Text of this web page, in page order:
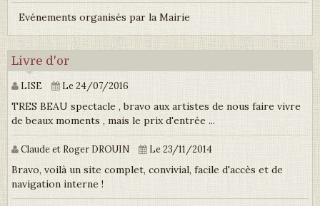
Evénements organisés par la Mairie
Livre d'or
LISE Le 24/07/2016
TRES BEAU spectacle , bravo aux artistes de nous faire vivre
de beaux moments , mais le prix d'entrée ...
Claude et Roger DROUIN Le 23/11/2014
Bravo, voilà un site complet, convivial, facile d'accès et de
navigation interne !